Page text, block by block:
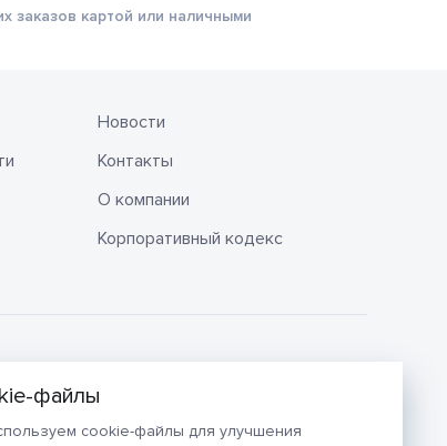
cookie-файлы для улучшения
заказов картой или наличными
Новости
Контакты
О компании
Корпоративный кодекс